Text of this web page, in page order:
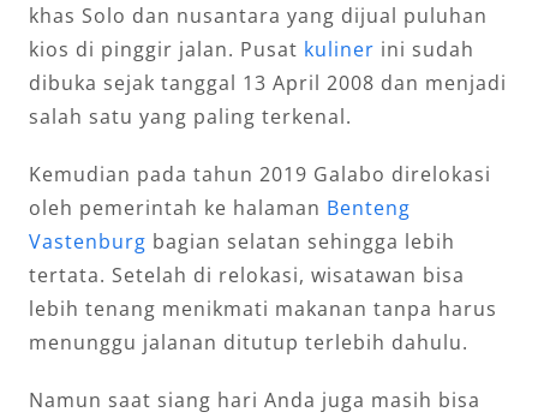
khas Solo dan nusantara yang dijual puluhan
kios di pinggir jalan. Pusat kuliner ini sudah
dibuka sejak tanggal 13 April 2008 dan menjadi
salah satu yang paling terkenal.
Kemudian pada tahun 2019 Galabo direlokasi
oleh pemerintah ke halaman Benteng
Vastenburg bagian selatan sehingga lebih
tertata. Setelah di relokasi, wisatawan bisa
lebih tenang menikmati makanan tanpa harus
menunggu jalanan ditutup terlebih dahulu.
Namun saat siang hari Anda juga masih bisa